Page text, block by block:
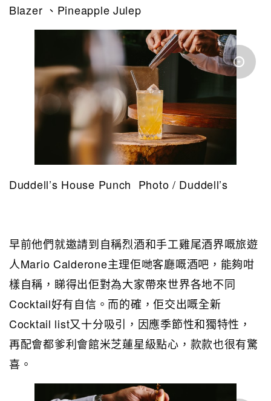
Blazer 、Pineapple Julep
Duddell’s House Punch Photo / Duddell’s
早前他們就邀請到自稱烈酒和手工雞尾酒界嘅旅遊
人Mario Calderone主理佢哋客廳嘅酒吧，能夠咁
樣自稱，睇得出佢對為大家帶來世界各地不同
Cocktail好有自信。而的確，佢交出嘅全新
Cocktail list又十分吸引，因應季節性和獨特性，
再配會都爹利會館米芝蓮星級點心，款款也很有驚
喜。